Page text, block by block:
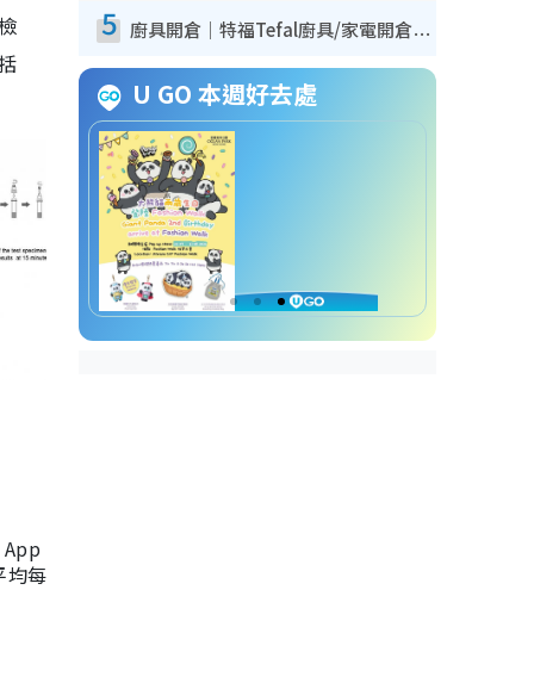
均每
5 廚具開倉｜特福Tefal廚具/家電開倉低至3折！$220起買平底鍋/炒鑊/湯煲！電飯煲/吸塵機/燙斗$418起
U GO 本週好去處